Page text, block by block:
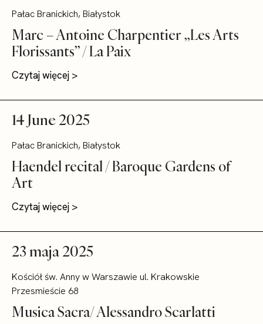
Pałac Branickich, Białystok
Marc – Antoine Charpentier „Les Arts
Florissants” / La Paix
Czytaj więcej >
14 June 2025
Pałac Branickich, Białystok
Haendel recital / Baroque Gardens of
Art
Czytaj więcej >
23 maja 2025
Kościół św. Anny w Warszawie ul. Krakowskie
Przesmieście 68
Musica Sacra/ Alessandro Scarlatti